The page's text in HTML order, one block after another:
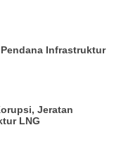
Infrastruktur
Jeratan
LNG